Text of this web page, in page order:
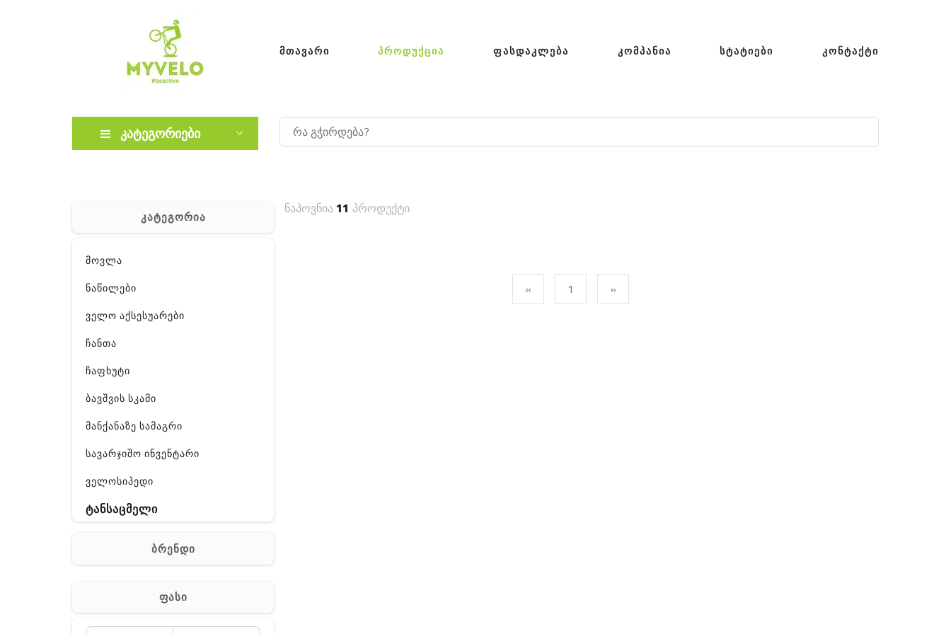
ᲛᲗᲐᲕᲐᲠᲘ ᲞᲠᲝᲓᲣᲥᲪᲘᲐ ᲤᲐᲡᲓᲐᲙᲚᲔᲑᲐ ᲙᲝᲛᲞᲐᲜᲘᲐ ᲡᲢᲐᲢᲘᲔᲑᲘ ᲙᲝᲜᲢᲐᲥᲢᲘ
კატეგორიები
კატეგორია
მოვლა
ნაწილები
ველო აქსესუარები
ჩანთა
ჩაფხუტი
ბავშვის სკამი
მანქანაზე სამაგრი
სავარჯიშო ინვენტარი
ველოსიპედი
ტანსაცმელი
აქსესუარები
ბრენდი
ფასი
ნაპოვნია11 პროდუქტი
« 1 »